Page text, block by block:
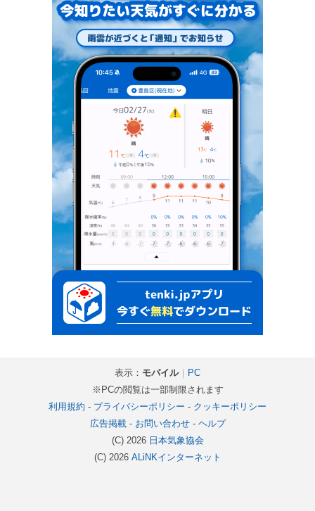
表示： モバイル｜
PC
※PCの閲覧は一部制限されます
利用規約 - プライバシーポリシー - クッキーポリシー
広告掲載- お問い合わせ- ヘルプ
(C) 2026 日本気象協会
(C) 2026 ALiNKインターネット